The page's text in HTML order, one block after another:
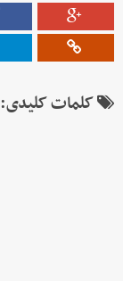
کلمات کلیدی: